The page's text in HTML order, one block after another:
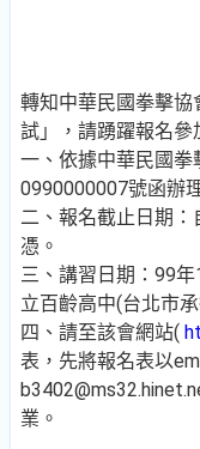
轉知中華民國拳擊協
試」，請踴躍報名參
一、依據中華民國
0990000007號函辦
二、報名截止日期
憑。
三、講習日期：99
立百齡高中(台北市
四、請至該會網站(
表，先將報名表以
業。